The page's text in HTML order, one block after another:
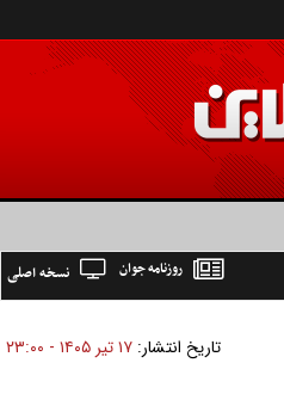
نسخه اصلی روزنامه جوان
تاریخ انتشار: ۱۷ تير ۱۴۰۵ - ۲۳:۰۰